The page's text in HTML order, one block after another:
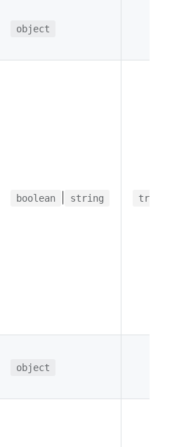
object
boolean string true
object